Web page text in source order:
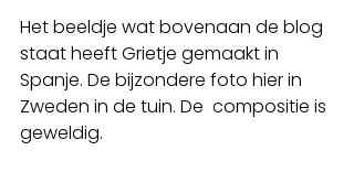
Het beeldje wat bovenaan de blog
staat heeft Grietje gemaakt in
Spanje. De bijzondere foto hier in
Zweden in de tuin. De  compositie is
geweldig.